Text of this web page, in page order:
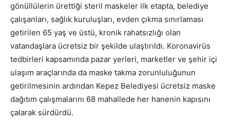
gönüllülerin ürettiği steril maskeler ilk etapta, belediye
çalışanları, sağlık kuruluşları, evden çıkma sınırlaması
getirilen 65 yaş ve üstü, kronik rahatsızlığı olan
vatandaşlara ücretsiz bir şekilde ulaştırıldı. Koronavirüs
tedbirleri kapsamında pazar yerleri, marketler ve şehir içi
ulaşım araçlarında da maske takma zorunluluğunun
getirilmesinin ardından Kepez Belediyesi ücretsiz maske
dağıtım çalışmalarını 68 mahallede her hanenin kapısını
çalarak sürdürdü.